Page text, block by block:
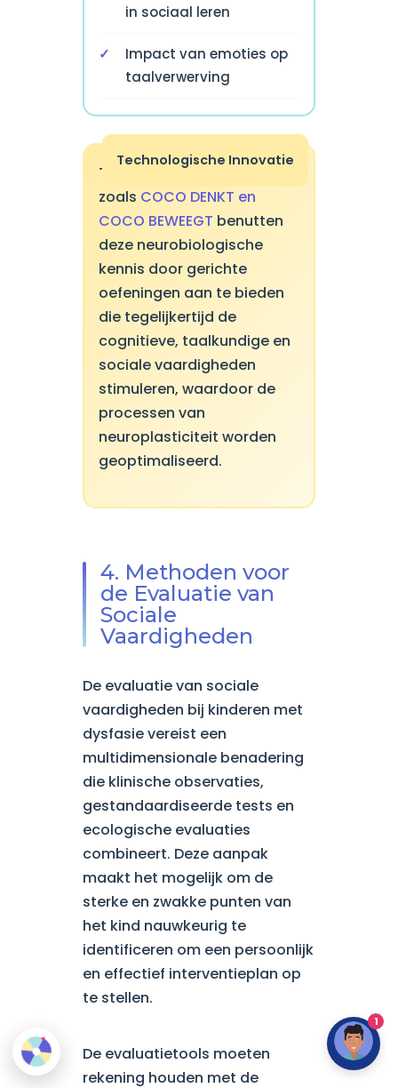
in sociaal leren
Impact van emoties op
taalverwerving
Technologische Innovatie
Therapeutische applicaties
zoals COCO DENKT en
COCO BEWEEGT benutten
deze neurobiologische
kennis door gerichte
oefeningen aan te bieden
die tegelijkertijd de
cognitieve, taalkundige en
sociale vaardigheden
stimuleren, waardoor de
processen van
neuroplasticiteit worden
geoptimaliseerd.
4. Methoden voor
de Evaluatie van
Sociale
Vaardigheden
De evaluatie van sociale
vaardigheden bij kinderen met
dysfasie vereist een
multidimensionale benadering
die klinische observaties,
gestandaardiseerde tests en
ecologische evaluaties
combineert. Deze aanpak
maakt het mogelijk om de
sterke en zwakke punten van
het kind nauwkeurig te
identificeren om een persoonlijk
en effectief interventieplan op
te stellen.
De evaluatietools moeten
rekening houden met de
1